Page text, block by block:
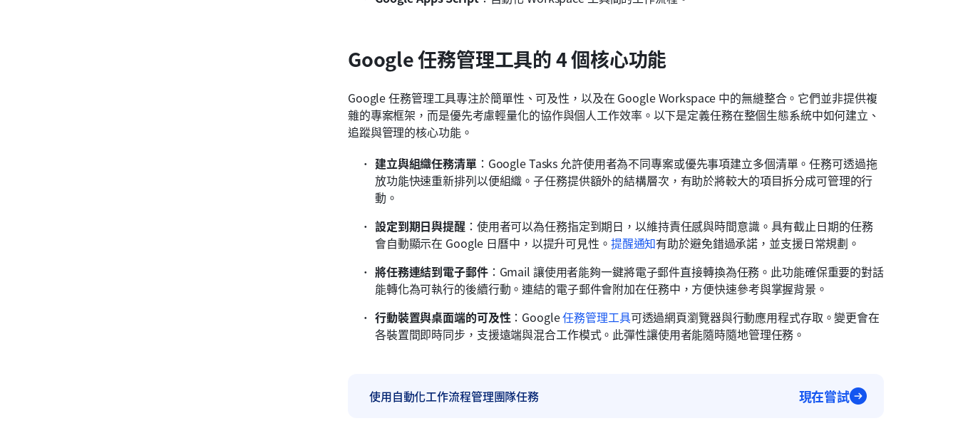
Google 任務管理工具的 4 個核心功能
Google 任務管理工具專注於簡單性、可及性，以及在 Google Workspace 中的無縫整合。它們並非提供複
雜的專案框架，而是優先考慮輕量化的協作與個人工作效率。以下是定義任務在整個生態系統中如何建立、
追蹤與管理的核心功能。
建立與組織任務清單：Google Tasks 允許使用者為不同專案或優先事項建立多個清單。任務可透過拖
放功能快速重新排列以便組織。子任務提供額外的結構層次，有助於將較大的項目拆分成可管理的行
動。
設定到期日與提醒 ：使用者可以為任務指定到期日，以維持責任感與時間意識。具有截止日期的任務
會自動顯示在 Google 日曆中，以提升可見性。 提醒通知有助於避免錯過承諾，並支援日常規劃。
將任務連結到電子郵件：Gmail 讓使用者能夠一鍵將電子郵件直接轉換為任務。此功能確保重要的對話
能轉化為可執行的後續行動。連結的電子郵件會附加在任務中，方便快速參考與掌握背景。
行動裝置與桌面端的可及性：Google 任務管理工具可透過網頁瀏覽器與行動應用程式存取。變更會在
各裝置間即時同步，支援遠端與混合工作模式。此彈性讓使用者能隨時隨地管理任務。
使用自動化工作流程管理團隊任務 現在嘗試